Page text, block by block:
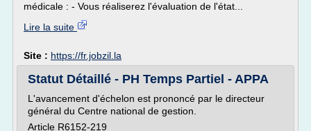
médicale : - Vous réaliserez l'évaluation de l'état...
Lire la suite
Site : https://fr.jobzil.la
Statut Détaillé - PH Temps Partiel - APPA
L'avancement d'échelon est prononcé par le directeur
général du Centre national de gestion.
Article R6152-219